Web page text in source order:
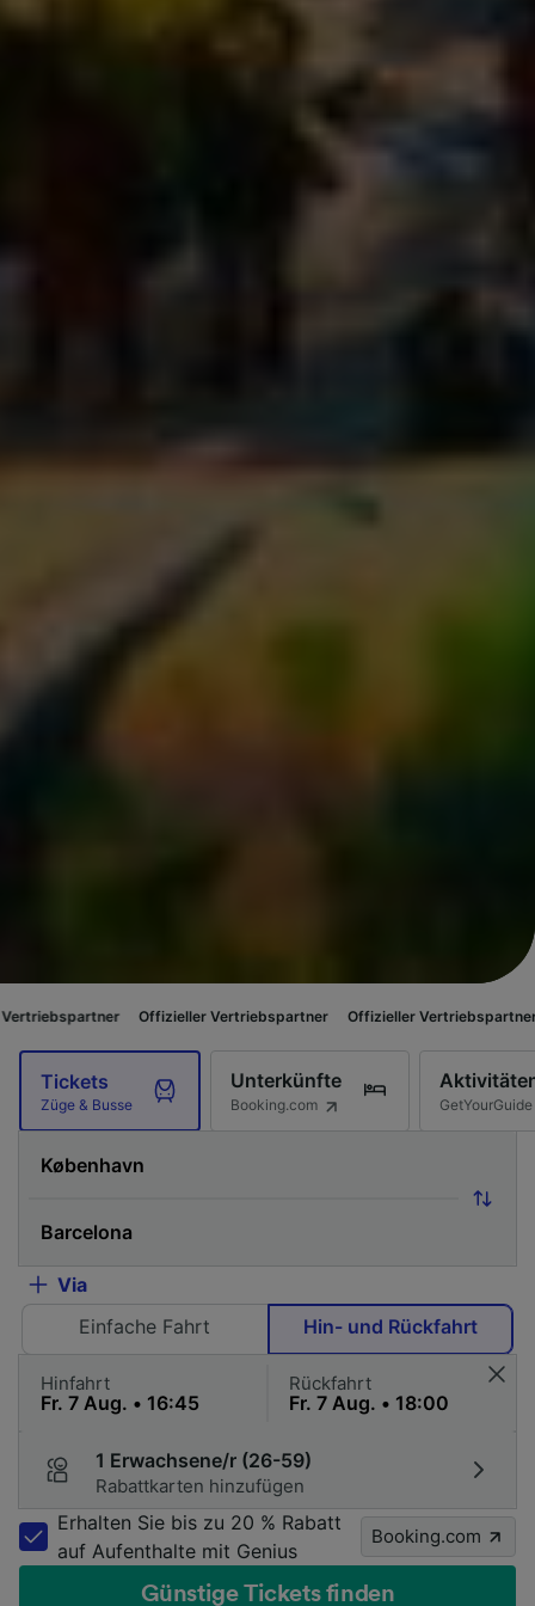
Offizieller Vertriebspartner Offizieller Vertriebspartner Offizieller
Tickets
Züge & Busse
Unterkünfte
Booking.com GetYourGuide
Via
Einfache Fahrt
Hin- und Rückfahrt
Hinfahrt Rückfahrt
1 Erwachsene/r (26-59)
Rabattkarten hinzufügen
Erhalten Sie bis zu 20 % Rabatt
auf Aufenthalte mit Genius
Booking.com
Günstige Tickets finden